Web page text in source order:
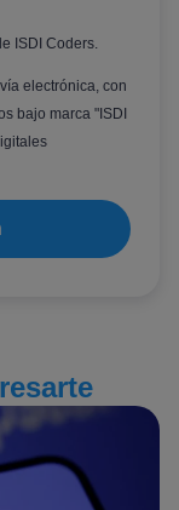
ISDI Coders.
electrónica, con
bajo marca "ISDI